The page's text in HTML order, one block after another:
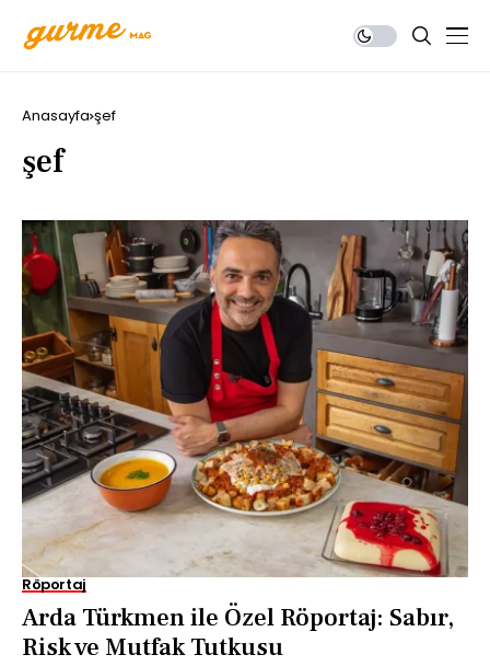
Anasayfa şef
şef
Röportaj
Arda Türkmen ile Özel Röportaj: Sabır,
Risk ve Mutfak Tutkusu